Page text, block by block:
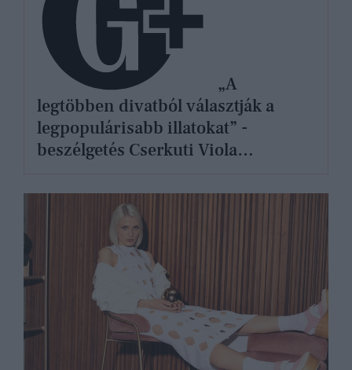
legtöbben divatból választják a
legpopulárisabb illatokat” -
beszélgetés Cserkuti Viola